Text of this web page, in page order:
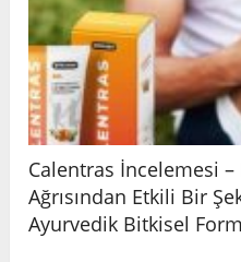
Calentras İncelemesi
Ağrısından Etkili Bir
Ayurvedik Bitkisel